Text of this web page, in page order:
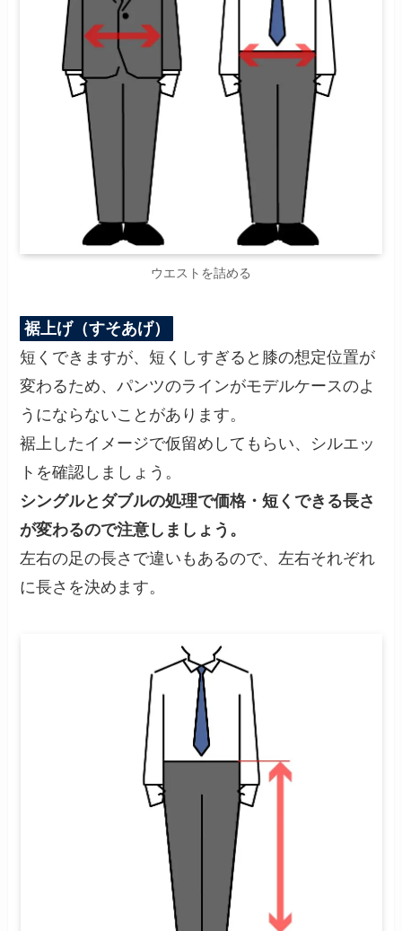
ウエストを詰める
裾上げ（すそあげ）
短くできますが、短くしすぎると膝の想定位置が
変わるため、パンツのラインがモデルケースのよ
うにならないことがあります。
裾上したイメージで仮留めしてもらい、シルエッ
トを確認しましょう。
シングルとダブルの処理で価格・短くできる長さ
が変わるので注意しましょう。
左右の足の長さで違いもあるので、左右それぞれ
に長さを決めます。